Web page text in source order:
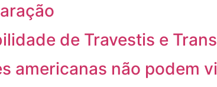
de Travestis e
americanas não podem